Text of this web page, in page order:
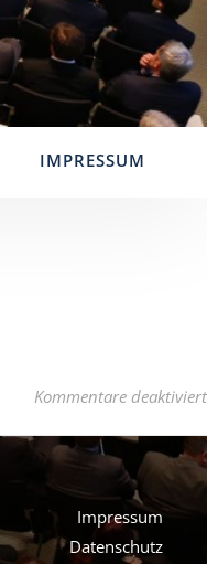
IMPRESSUM
Kommentare deaktiviert
Impressum
Datenschutz